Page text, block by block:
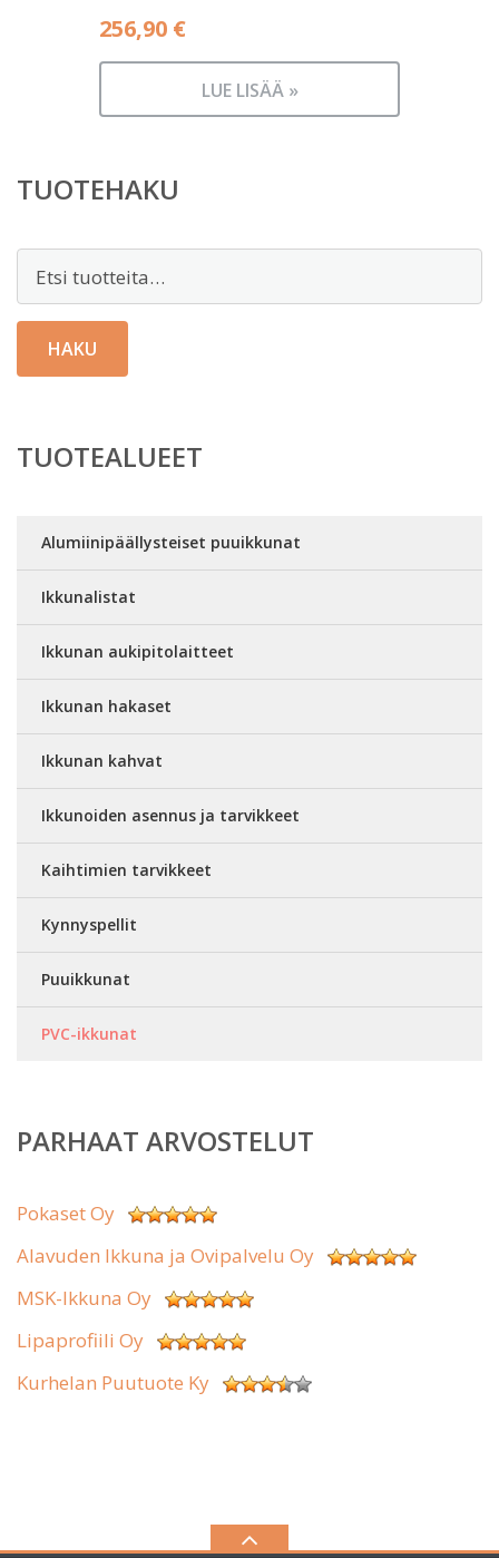
256,90 €
LUE LISÄÄ »
TUOTEHAKU
HAKU
TUOTEALUEET
Alumiinipäällysteiset puuikkunat
Ikkunalistat
Ikkunan aukipitolaitteet
Ikkunan hakaset
Ikkunan kahvat
Ikkunoiden asennus ja tarvikkeet
Kaihtimien tarvikkeet
Kynnyspellit
Puuikkunat
PVC-ikkunat
PARHAAT ARVOSTELUT
Pokaset Oy
Alavuden Ikkuna ja Ovipalvelu Oy
MSK-Ikkuna Oy
Lipaprofiili Oy
Kurhelan Puutuote Ky